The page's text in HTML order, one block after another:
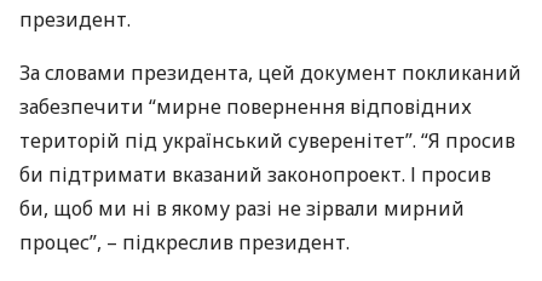
президент.
За словами президента, цей документ покликаний
забезпечити “мирне повернення відповідних
територій під український суверенітет”. “Я просив
би підтримати вказаний законопроект. І просив
би, щоб ми ні в якому разі не зірвали мирний
процес”, – підкреслив президент.